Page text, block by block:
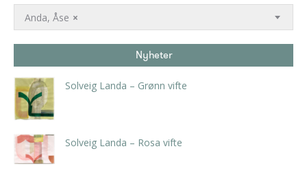
×
Anda, Åse
Nyheter
Solveig Landa – Grønn vifte
Solveig Landa – Rosa vifte